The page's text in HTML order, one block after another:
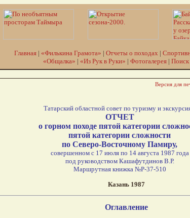
Главная| «Филькина Грамота» | Отчеты о походах |
«Общалка» | «Из Рук в Руки» | Фотогалерея | Поиск
Версия для
Татарский областной совет по туризму и
ОТЧЕТ
о горном походе пятой категории
пятой категории сложности
по Северо-Восточному Памиру,
совершенном с 17 июля по 14 августа 1987 года
под руководством Кашафутдинов В.Р.
Маршрутная книжка №Р-37-510
Казань 1987
Оглавление